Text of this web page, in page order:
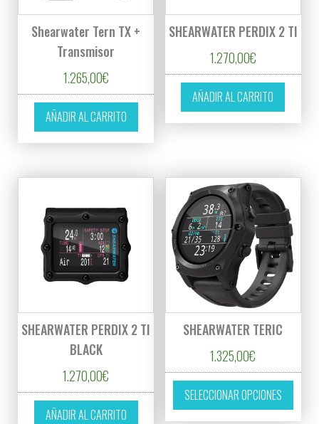
Shearwater Tern TX +
Transmisor
1.265,00€
AÑADIR AL CARRITO
SHEARWATER PERDIX 2 TI
1.270,00€
AÑADIR AL CARRITO
SHEARWATER PERDIX 2 TI
BLACK
1.270,00€
AÑADIR AL CARRITO
SHEARWATER TERIC
1.325,00€
SELECCIONAR OPCIONES
Este